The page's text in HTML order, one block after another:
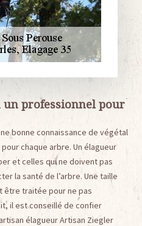
un professionnel pour
bonne connaissance de végétal
chaque arbre. Un élagueur
et celles qui ne doivent pas
la santé de l’arbre. Une taille
être traitée pour ne pas
il est conseillé de confier
élagueur Artisan Ziegler